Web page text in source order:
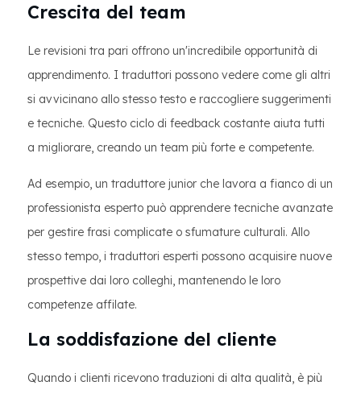
Crescita del team
Le revisioni tra pari offrono un'incredibile opportunità di
apprendimento. I traduttori possono vedere come gli altri
si avvicinano allo stesso testo e raccogliere suggerimenti
e tecniche. Questo ciclo di feedback costante aiuta tutti
a migliorare, creando un team più forte e competente.
Ad esempio, un traduttore junior che lavora a fianco di un
professionista esperto può apprendere tecniche avanzate
per gestire frasi complicate o sfumature culturali. Allo
stesso tempo, i traduttori esperti possono acquisire nuove
prospettive dai loro colleghi, mantenendo le loro
competenze affilate.
La soddisfazione del cliente
Quando i clienti ricevono traduzioni di alta qualità, è più